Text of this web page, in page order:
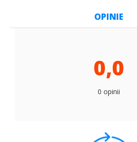
OPINIE
0,0
0 opinii